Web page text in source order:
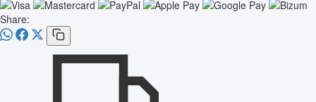
Share: